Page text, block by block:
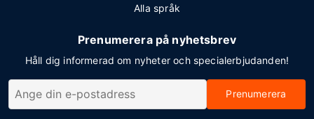
Alla språk
Prenumerera på nyhetsbrev
Håll dig informerad om nyheter och specialerbjudanden!
Prenumerera